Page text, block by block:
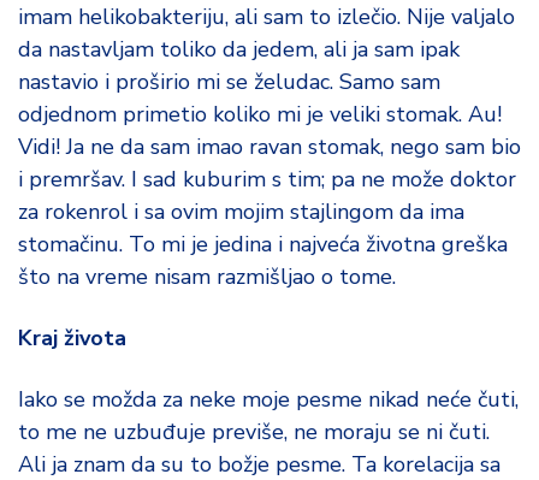
imam helikobakteriju, ali sam to izlečio. Nije valjalo
da nastavljam toliko da jedem, ali ja sam ipak
nastavio i proširio mi se želudac. Samo sam
odjednom primetio koliko mi je veliki stomak. Au!
Vidi! Ja ne da sam imao ravan stomak, nego sam bio
i premršav. I sad kuburim s tim; pa ne može doktor
za rokenrol i sa ovim mojim stajlingom da ima
stomačinu. To mi je jedina i najveća životna greška
što na vreme nisam razmišljao o tome.
Kraj života
Iako se možda za neke moje pesme nikad neće čuti,
to me ne uzbuđuje previše, ne moraju se ni čuti.
Ali ja znam da su to božje pesme. Ta korelacija sa